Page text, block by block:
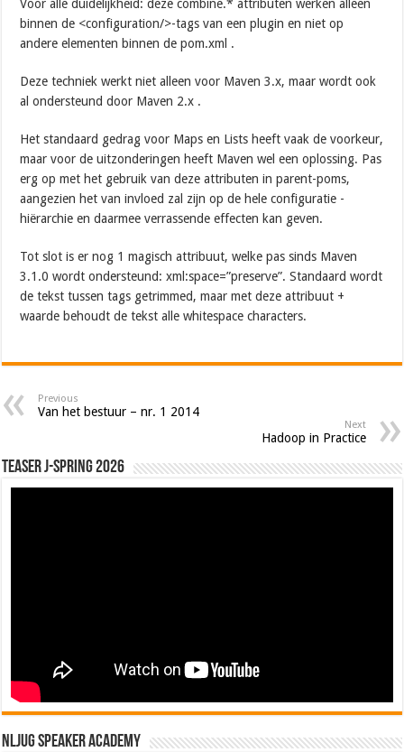
Voor alle duidelijkheid: deze combine.* attributen werken alleen
binnen de <configuration/>-tags van een plugin en niet op
andere elementen binnen de pom.xml .
Deze techniek werkt niet alleen voor Maven 3.x, maar wordt ook
al ondersteund door Maven 2.x .
Het standaard gedrag voor Maps en Lists heeft vaak de voorkeur,
maar voor de uitzonderingen heeft Maven wel een oplossing. Pas
erg op met het gebruik van deze attributen in parent-poms,
aangezien het van invloed zal zijn op de hele configuratie -
hiërarchie en daarmee verrassende effecten kan geven.
Tot slot is er nog 1 magisch attribuut, welke pas sinds Maven
3.1.0 wordt ondersteund: xml:space=”preserve”. Standaard wordt
de tekst tussen tags getrimmed, maar met deze attribuut +
waarde behoudt de tekst alle whitespace characters.
Previous
Van het bestuur – nr. 1 2014
Next
Hadoop in Practice
Teaser J-Spring 2026
NLJUG Speaker Academy